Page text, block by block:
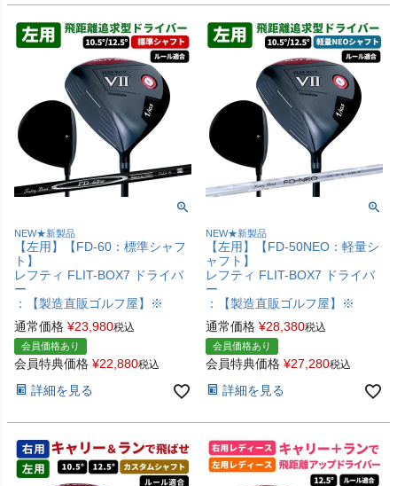
NEW★新製品
【左用】【FD-60：標準シャフ
ト】
レフティ FLIT-BOX7 ドライバ
ー
：【製造直販ゴルフ屋】※
通常価格 ¥23,980税込
会員価格あり
会員特典価格 ¥22,880税込
詳細を見る
NEW★新製品
【左用】【FD-50NEO：軽量シ
ャフト】
レフティ FLIT-BOX7 ドライバ
ー
：【製造直販ゴルフ屋】※
通常価格 ¥28,380税込
会員価格あり
会員特典価格 ¥27,280税込
詳細を見る